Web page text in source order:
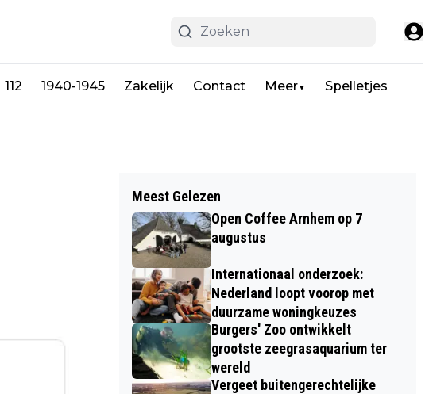
112 1940-1945 Zakelijk Contact Meer▼ Spelletjes
Meest Gelezen
Open Coffee Arnhem op 7
augustus
Internationaal onderzoek:
Nederland loopt voorop met
duurzame woningkeuzes
Burgers' Zoo ontwikkelt
grootste zeegrasaquarium ter
wereld
Vergeet buitengerechtelijke